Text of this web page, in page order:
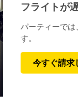
フライトが
パーティーで
す。
今すぐ請求